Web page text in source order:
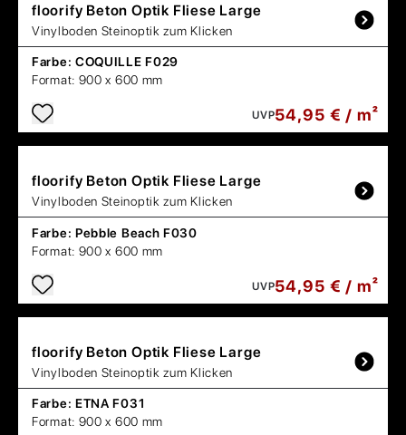
floorify Beton Optik Fliese Large
Vinylboden Steinoptik zum Klicken
Farbe: COQUILLE F029
Format: 900 x 600 mm
UVP54,95 € / m²
floorify Beton Optik Fliese Large
Vinylboden Steinoptik zum Klicken
Farbe: Pebble Beach F030
Format: 900 x 600 mm
UVP54,95 € / m²
floorify Beton Optik Fliese Large
Vinylboden Steinoptik zum Klicken
Farbe: ETNA F031
Format: 900 x 600 mm